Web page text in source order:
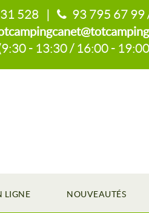
528 |
93 795 67 99
- 13:30 / 16:00 -
LIGNE NOUVEAUTÉS